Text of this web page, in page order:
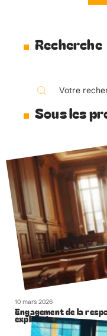
Recherche
Sous les
10 mars 2026
Engagement de la
explications